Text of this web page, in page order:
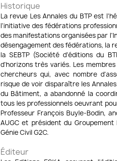
Historique
La revue Les Annales du BTP est
l'initiative des fédérations
des manifestations organisées par
désengagement des fédérations, la
la SEBTP (Société d'éditions du
d'horizons très variés. Les
chercheurs qui, avec nombre
risque de voir disparaître les
du Bâtiment, a abandonné la
tous les professionnels oeuvrant
Professeur François Buyle-Bodin,
AUGC et président du
Génie Civil G2C.
Éditeur